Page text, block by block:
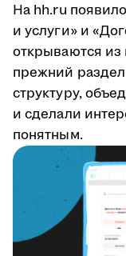
На hh.ru
и услуги» и
открываются
прежний
структуру,
и сделали
понятным.